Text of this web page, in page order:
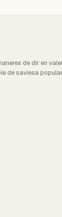
de dir en
de saviesa